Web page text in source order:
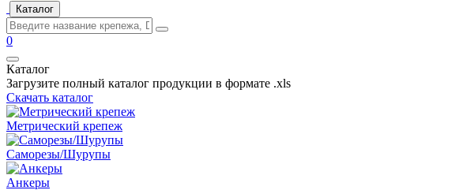
Каталог
0
Каталог
Загрузите полный каталог продукции в формате .xls
Скачать каталог
Метрический крепеж
Саморезы/Шурупы
Анкеры